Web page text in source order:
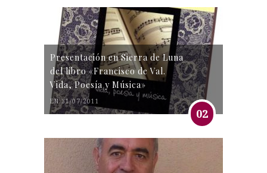
Presentación en Sierra de Luna
del libro «Francisco de Val.
Vida, Poesía y Música»
EN 31/07/2011
02